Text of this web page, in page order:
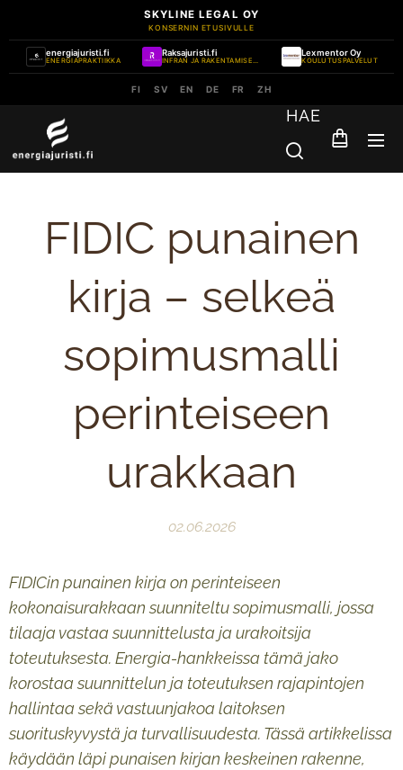
SKYLINE LEGAL OY
KONSERNIN ETUSIVULLE
energiajuristi.fi
ENERGIAPRAKTIIKKA
Raksajuristi.fi
INFRAN JA RAKENTAMISEN PRAKTIIKKA
Lexmentor Oy
KOULUTUSPALVELUT
FI SV EN DE FR ZH
HAE
FIDIC punainen
kirja – selkeä
sopimusmalli
perinteiseen
urakkaan
02.06.2026
FIDICin punainen kirja on perinteiseen
kokonaisurakkaan suunniteltu sopimusmalli, jossa
tilaaja vastaa suunnittelusta ja urakoitsija
toteutuksesta. Energia-hankkeissa tämä jako
korostaa suunnittelun ja toteutuksen rajapintojen
hallintaa sekä vastuunjakoa laitoksen
suorituskyvystä ja turvallisuudesta. Tässä artikkelissa
käydään läpi punaisen kirjan keskeinen rakenne,